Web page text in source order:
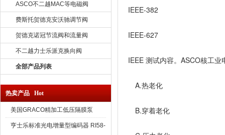
ASCO不二越MAC等电磁阀
费斯托贺德克安沃驰调节阀
贺德克诺冠节流阀和流量阀
不二越力士乐派克换向阀
全部产品列表
热卖产品 Hot
美国GRACO精加工低压隔膜泵
亨士乐标准光电增量型编码器 RI58-
IEEE-382
IEEE-627
IEEE 测试内容。ASCO核工
A.热老化
B.穿着老化